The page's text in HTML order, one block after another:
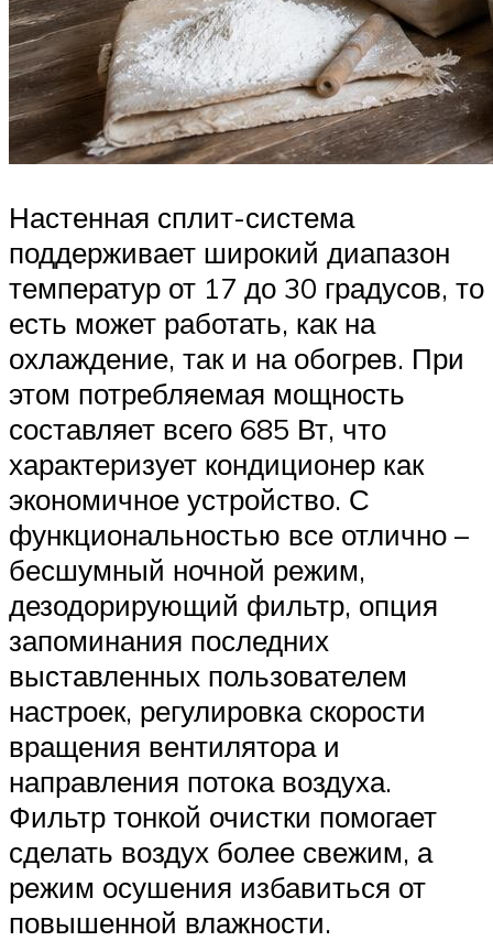
Настенная сплит-система
поддерживает широкий диапазон
температур от 17 до 30 градусов, то
есть может работать, как на
охлаждение, так и на обогрев. При
этом потребляемая мощность
составляет всего 685 Вт, что
характеризует кондиционер как
экономичное устройство. С
функциональностью все отлично –
бесшумный ночной режим,
дезодорирующий фильтр, опция
запоминания последних
выставленных пользователем
настроек, регулировка скорости
вращения вентилятора и
направления потока воздуха.
Фильтр тонкой очистки помогает
сделать воздух более свежим, а
режим осушения избавиться от
повышенной влажности.